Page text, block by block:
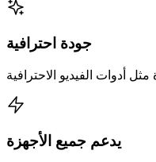
جودة احترافية
يدعم جميع الأجهزة